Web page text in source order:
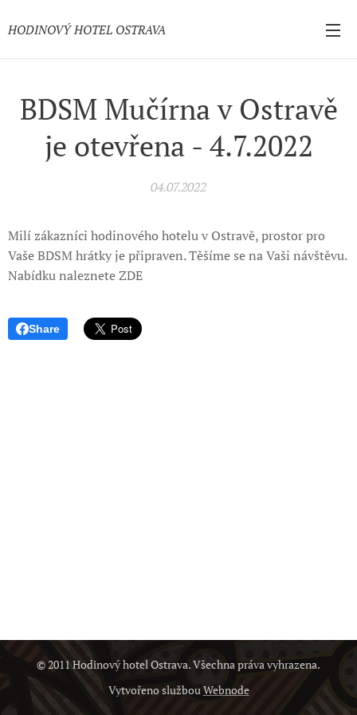
HODINOVÝ HOTEL OSTRAVA
BDSM Mučírna v Ostravě
je otevřena - 4.7.2022
04.07.2022
Milí zákazníci hodinového hotelu v Ostravě, prostor pro
Vaše BDSM hrátky je připraven. Těšíme se na Vaši návštěvu.
Nabídku naleznete ZDE
Share
© 2011 Hodinový hotel Ostrava. Všechna práva vyhrazena.
Vytvořeno službouWebnode